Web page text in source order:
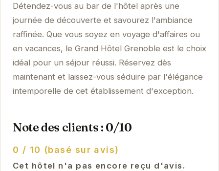
Détendez-vous au bar de l'hôtel après une
journée de découverte et savourez l'ambiance
raffinée. Que vous soyez en voyage d'affaires ou
en vacances, le Grand Hôtel Grenoble est le choix
idéal pour un séjour réussi. Réservez dès
maintenant et laissez-vous séduire par l'élégance
intemporelle de cet établissement d'exception.
Note des clients : 0/10
0 / 10 (basé sur avis)
Cet hôtel n'a pas encore reçu d'avis.